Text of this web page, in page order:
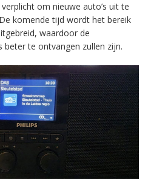
om nieuwe auto’s uit te
komende tijd wordt het bereik
waardoor de
beter te ontvangen zullen zijn.